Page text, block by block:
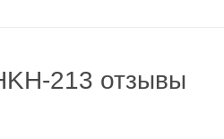
213 отзывы